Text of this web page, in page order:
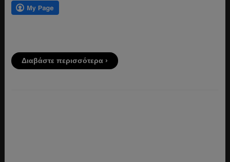
Διαβάστε περισσότερα ›